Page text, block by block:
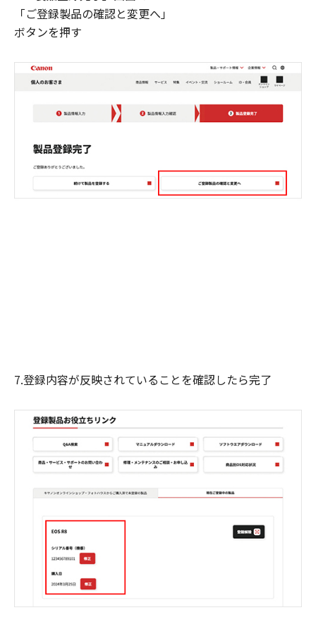
「ご登録製品の確認と変更へ」
ボタンを押す
7.登録内容が反映されていることを確認したら完了